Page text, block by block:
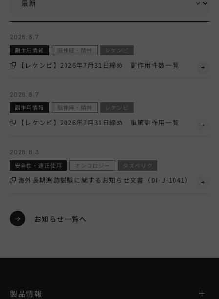
2026.8.7
副作用情報
脳神経・精神 レケンビ
【レケンビ】2026年7月31日締め 副作用件数一覧
2026.8.7
副作用情報
脳神経・精神 レケンビ
【レケンビ】2026年7月31日締め 重篤副作用一覧
2026.8.3
安全性・適正使用
オンコロジー タズベリク
海外長期追跡試験に関するお知らせ文書（DI-J-1041）
お知らせ一覧へ
製品情報